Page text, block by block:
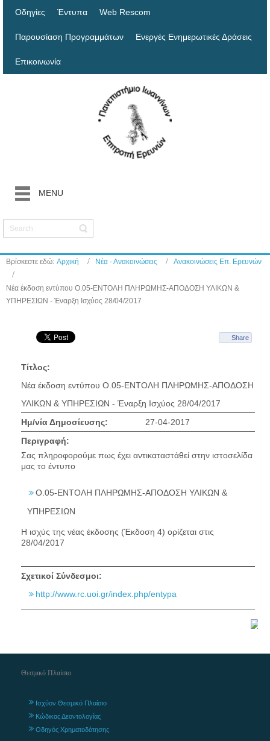
Οδηγίες Έντυπα Web Rescom
Παρουσίαση Προγραμμάτων Ενεργές Ενημερωτικές Δράσεις
Επικοινωνία
MENU
Βρίσκεστε εδώ: Αρχική Νέα - Ανακοινώσεις Ανακοινώσεις Επ. Ερευνών
Νέα έκδοση εντύπου O.05-ΕΝΤΟΛΗ ΠΛΗΡΩΜΗΣ-ΑΠΟΔΟΣΗ ΥΛΙΚΩΝ &
ΥΠΗΡΕΣΙΩΝ - Έναρξη Ισχύος 28/04/2017
Share
Τίτλος:
Νέα έκδοση εντύπου O.05-ΕΝΤΟΛΗ ΠΛΗΡΩΜΗΣ-ΑΠΟΔΟΣΗ
ΥΛΙΚΩΝ & ΥΠΗΡΕΣΙΩΝ - Έναρξη Ισχύος 28/04/2017
Ημ/νία Δημοσίευσης:
27-04-2017
Περιγραφή:
Σας πληροφορούμε πως έχει αντικαταστάθεί στην ιστοσελίδα
μας το έντυπο
O.05-ΕΝΤΟΛΗ ΠΛΗΡΩΜΗΣ-ΑΠΟΔΟΣΗ ΥΛΙΚΩΝ &
ΥΠΗΡΕΣΙΩΝ
Η ισχύς της νέας έκδοσης (Έκδοση 4) ορίζεται στις
28/04/2017
Σχετικοί Σύνδεσμοι:
http://www.rc.uoi.gr/index.php/entypa
Θεσμικό Πλαίσιο
Ισχύον Θεσμικό Πλαίσιο
Κώδικας Δεοντολογίας
Οδηγός Χρηματοδότησης